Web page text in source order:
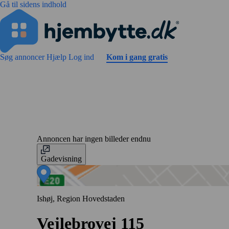
Gå til sidens indhold
Søg annoncerHjælp Log ind Kom i gang gratis
Annoncen har ingen billeder endnu
Gadevisning
Ishøj, Region Hovedstaden
Vejlebrovej 115